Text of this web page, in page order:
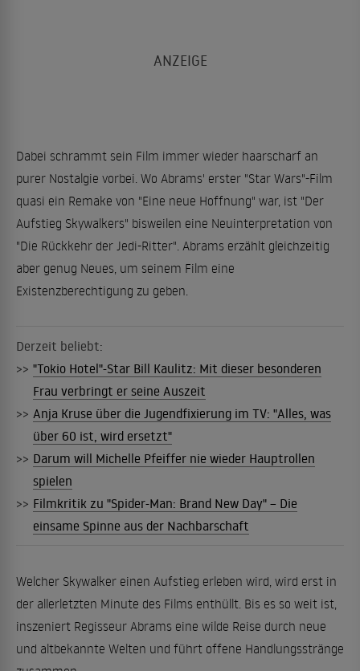
Dabei schrammt sein Film immer wieder haarscharf an
purer Nostalgie vorbei. Wo Abrams' erster "Star Wars"-Film
quasi ein Remake von "Eine neue Hoffnung" war, ist "Der
Aufstieg Skywalkers" bisweilen eine Neuinterpretation von
"Die Rückkehr der Jedi-Ritter". Abrams erzählt gleichzeitig
aber genug Neues, um seinem Film eine
Existenzberechtigung zu geben.
Derzeit beliebt:
>> "Tokio Hotel"-Star Bill Kaulitz: Mit dieser besonderen
Frau verbringt er seine Auszeit
>> Anja Kruse über die Jugendfixierung im TV: "Alles, was
über 60 ist, wird ersetzt"
>> Darum will Michelle Pfeiffer nie wieder Hauptrollen
spielen
>> Filmkritik zu "Spider-Man: Brand New Day" – Die
einsame Spinne aus der Nachbarschaft
Welcher Skywalker einen Aufstieg erleben wird, wird erst in
der allerletzten Minute des Films enthüllt. Bis es so weit ist,
inszeniert Regisseur Abrams eine wilde Reise durch neue
und altbekannte Welten und führt offene Handlungsstränge